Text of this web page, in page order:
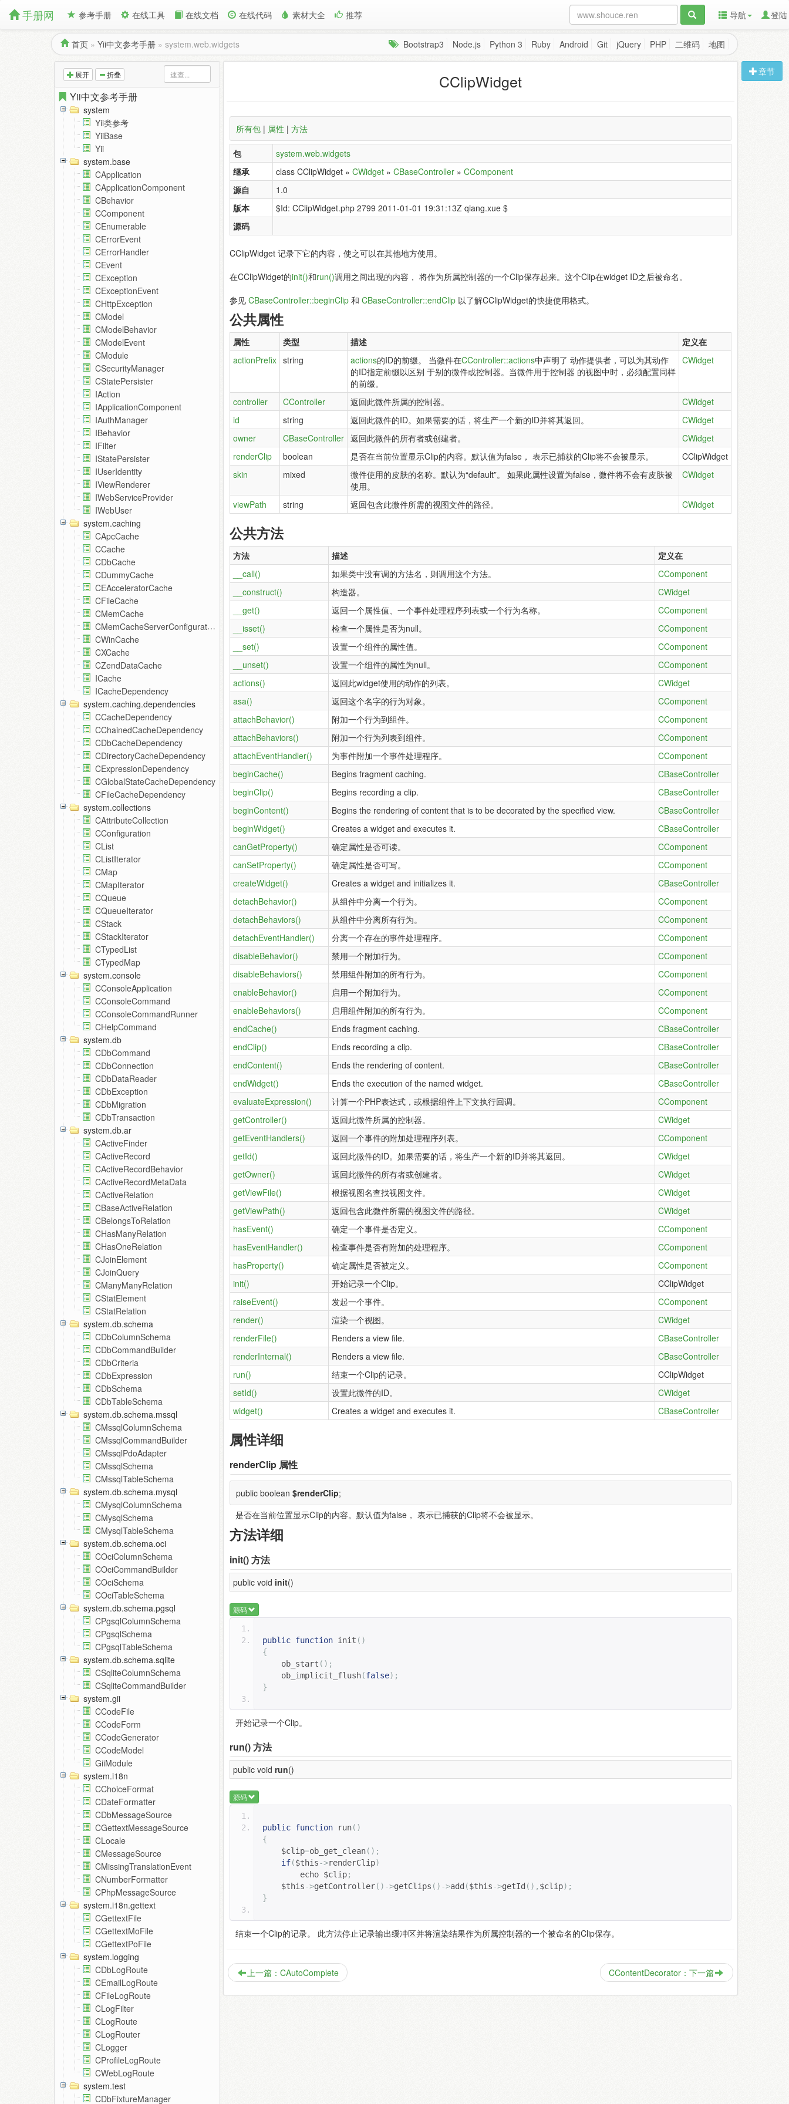
手册网 参考手册 在线工具 在线文档 在线代码 素材大全 推荐 导航 登陆
首页 » Yii中文参考手册 » system.web.widgets Bootstrap3 Node.js Python 3 Ruby Android Git jQuery PHP 二维码 地图
展开 折叠
Yii中文参考手册
system
Yii类参考
YiiBase
Yii
system.base
CApplication
CApplicationComponent
CBehavior
CComponent
CEnumerable
CErrorEvent
CErrorHandler
CEvent
CException
CExceptionEvent
CHttpException
CModel
CModelBehavior
CModelEvent
CModule
CSecurityManager
CStatePersister
IAction
IApplicationComponent
IAuthManager
IBehavior
IFilter
IStatePersister
IUserIdentity
IViewRenderer
IWebServiceProvider
IWebUser
system.caching
CApcCache
CCache
CDbCache
CDummyCache
CEAcceleratorCache
CFileCache
CMemCache
CMemCacheServerConfiguration
CWinCache
CXCache
CZendDataCache
ICache
ICacheDependency
system.caching.dependencies
CCacheDependency
CChainedCacheDependency
CDbCacheDependency
CDirectoryCacheDependency
CExpressionDependency
CGlobalStateCacheDependency
CFileCacheDependency
system.collections
CAttributeCollection
CConfiguration
CList
CListIterator
CMap
CMapIterator
CQueue
CQueueIterator
CStack
CStackIterator
CTypedList
CTypedMap
system.console
CConsoleApplication
CConsoleCommand
CConsoleCommandRunner
CHelpCommand
system.db
CDbCommand
CDbConnection
CDbDataReader
CDbException
CDbMigration
CDbTransaction
system.db.ar
CActiveFinder
CActiveRecord
CActiveRecordBehavior
CActiveRecordMetaData
CActiveRelation
CBaseActiveRelation
CBelongsToRelation
CHasManyRelation
CHasOneRelation
CJoinElement
CJoinQuery
CManyManyRelation
CStatElement
CStatRelation
system.db.schema
CDbColumnSchema
CDbCommandBuilder
CDbCriteria
CDbExpression
CDbSchema
CDbTableSchema
system.db.schema.mssql
CMssqlColumnSchema
CMssqlCommandBuilder
CMssqlPdoAdapter
CMssqlSchema
CMssqlTableSchema
system.db.schema.mysql
CMysqlColumnSchema
CMysqlSchema
CMysqlTableSchema
system.db.schema.oci
COciColumnSchema
COciCommandBuilder
COciSchema
COciTableSchema
system.db.schema.pgsql
CPgsqlColumnSchema
CPgsqlSchema
CPgsqlTableSchema
system.db.schema.sqlite
CSqliteColumnSchema
CSqliteCommandBuilder
system.gii
CCodeFile
CCodeForm
CCodeGenerator
CCodeModel
GiiModule
system.i18n
CChoiceFormat
CDateFormatter
CDbMessageSource
CGettextMessageSource
CLocale
CMessageSource
CMissingTranslationEvent
CNumberFormatter
CPhpMessageSource
system.i18n.gettext
CGettextFile
CGettextMoFile
CGettextPoFile
system.logging
CDbLogRoute
CEmailLogRoute
CFileLogRoute
CLogFilter
CLogRoute
CLogRouter
CLogger
CProfileLogRoute
CWebLogRoute
system.test
CDbFixtureManager
CClipWidget
所有包| 属性 | 方法
包
system.web.widgets
继承
class CClipWidget » CWidget» CBaseController» CComponent
源自
1.0
版本
$Id: CClipWidget.php 2799 2011-01-01 19:31:13Z qiang.xue $
源码
CClipWidget 记录下它的内容，使之可以在其他地方使用。
在CClipWidget的init()和run()调用之间出现的内容， 将作为所属控制器的一个Clip保存起来。这个Clip在widget ID之后被命名。
参见 CBaseController::beginClip和 CBaseController::endClip以了解CClipWidget的快捷使用格式。
公共属性
属性 类型 描述
定义在
actionPrefix string actions的ID的前缀。 当微件在CController::actions中声明了 动作提供者，可以为其动作
的ID指定前缀以区别 于别的微件或控制器。当微件用于控制器 的视图中时，必须配置同样
的前缀。
CWidget
controller CController 返回此微件所属的控制器。
CWidget
id
string 返回此微件的ID。如果需要的话，将生产一个新的ID并将其返回。
CWidget
owner
CBaseController 返回此微件的所有者或创建者。
CWidget
renderClip
boolean 是否在当前位置显示Clip的内容。默认值为false， 表示已捕获的Clip将不会被显示。
CClipWidget
skin
mixed
微件使用的皮肤的名称。默认为“default”。 如果此属性设置为false，微件将不会有皮肤被
使用。
CWidget
viewPath string 返回包含此微件所需的视图文件的路径。 CWidget
公共方法
方法 描述
定义在
__call()
如果类中没有调的方法名，则调用这个方法。
CComponent
__construct()
构造器。
CWidget
__get()
返回一个属性值、一个事件处理程序列表或一个行为名称。
CComponent
__isset()
检查一个属性是否为null。
CComponent
__set()
设置一个组件的属性值。
CComponent
__unset()
设置一个组件的属性为null。
CComponent
actions()
返回此widget使用的动作的列表。
CWidget
asa()
返回这个名字的行为对象。
CComponent
attachBehavior()
附加一个行为到组件。
CComponent
attachBehaviors()
附加一个行为列表到组件。
CComponent
attachEventHandler()
为事件附加一个事件处理程序。
CComponent
beginCache()
Begins fragment caching.
CBaseController
beginClip()
Begins recording a clip.
CBaseController
beginContent()
Begins the rendering of content that is to be decorated by the specified view.
CBaseController
beginWidget()
Creates a widget and executes it.
CBaseController
canGetProperty()
确定属性是否可读。
CComponent
canSetProperty()
确定属性是否可写。
CComponent
createWidget()
Creates a widget and initializes it.
CBaseController
detachBehavior()
从组件中分离一个行为。
CComponent
detachBehaviors()
从组件中分离所有行为。
CComponent
detachEventHandler()
分离一个存在的事件处理程序。
CComponent
disableBehavior()
禁用一个附加行为。
CComponent
disableBehaviors()
禁用组件附加的所有行为。
CComponent
enableBehavior()
启用一个附加行为。
CComponent
enableBehaviors()
启用组件附加的所有行为。
CComponent
endCache()
Ends fragment caching.
CBaseController
endClip()
Ends recording a clip.
CBaseController
endContent()
Ends the rendering of content.
CBaseController
endWidget()
Ends the execution of the named widget.
CBaseController
evaluateExpression()
计算一个PHP表达式，或根据组件上下文执行回调。
CComponent
getController()
返回此微件所属的控制器。
CWidget
getEventHandlers()
返回一个事件的附加处理程序列表。
CComponent
getId()
返回此微件的ID。如果需要的话，将生产一个新的ID并将其返回。
CWidget
getOwner()
返回此微件的所有者或创建者。
CWidget
getViewFile()
根据视图名查找视图文件。
CWidget
getViewPath()
返回包含此微件所需的视图文件的路径。
CWidget
hasEvent()
确定一个事件是否定义。
CComponent
hasEventHandler()
检查事件是否有附加的处理程序。
CComponent
hasProperty()
确定属性是否被定义。
CComponent
init()
开始记录一个Clip。
CClipWidget
raiseEvent()
发起一个事件。
CComponent
render()
渲染一个视图。
CWidget
renderFile()
Renders a view file.
CBaseController
renderInternal()
Renders a view file.
CBaseController
run()
结束一个Clip的记录。
CClipWidget
setId()
设置此微件的ID。
CWidget
widget()
Creates a widget and executes it. CBaseController
属性详细
renderClip属性
public boolean $renderClip;
是否在当前位置显示Clip的内容。默认值为false， 表示已捕获的Clip将不会被显示。
方法详细
init()方法
public void init()
源码
public function init ()
{
ob_start ();
ob_implicit_flush(false);
}
开始记录一个Clip。
run()方法
public void run()
源码
public function run()
{
$clip=ob_get_clean();
if($this->renderClip)
echo $clip;
$this->getController()->getClips ()->add ($this->getId (), $clip);
}
结束一个Clip的记录。 此方法停止记录输出缓冲区并将渲染结果作为所属控制器的一个被命名的Clip保存。
上一篇：CAutoComplete CContentDecorator：下一篇
章节